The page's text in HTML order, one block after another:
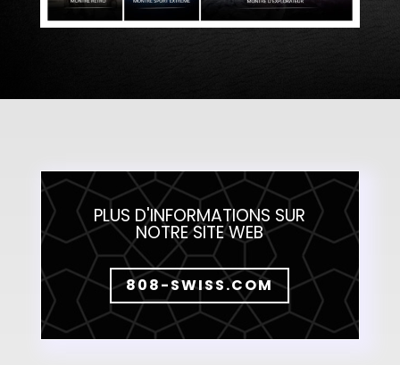
PLUS D'INFORMATIONS SUR
NOTRE SITE WEB
808-SWISS.COM